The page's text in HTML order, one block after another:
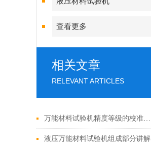
查看更多
相关文章
RELEVANT ARTICLES
万能材料试验机精度等级的校准方法有哪些？
液压万能材料试验机组成部分讲解